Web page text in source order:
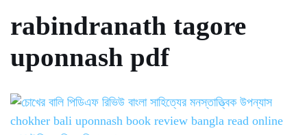
rabindranath tagore
uponnash pdf